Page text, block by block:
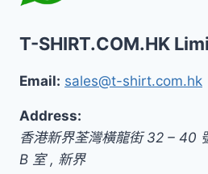
T-SHIRT.COM.HK
Email: sales@t-shirt.com.hk
Address:
香港新界荃灣橫龍街 32 – 40
B 室, 新界